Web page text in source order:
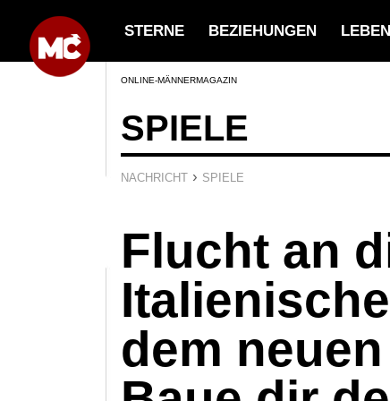
STERNE BEZIEHUNGEN LEBEN
ONLINE-MÄNNERMAGAZIN
SPIELE
NACHRICHT › SPIELE
Flucht an
dem